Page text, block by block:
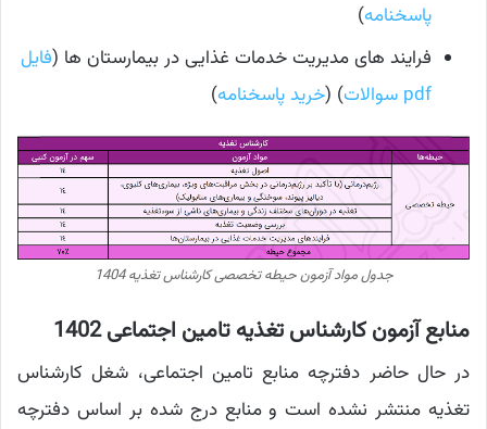
پاسخنامه)
فرایند های مدیریت خدمات غذایی در بیمارستان ها (فایل
pdf سوالات
) (خرید پاسخنامه)
جدول مواد آزمون حیطه تخصصی کارشناس تغذیه 1404
منابع آزمون کارشناس تغذیه تامین اجتماعی 1402
در حال حاضر دفترچه منابع تامین اجتماعی، شغل کارشناس
تغذیه منتشر نشده است و منابع درج شده بر اساس دفترچه